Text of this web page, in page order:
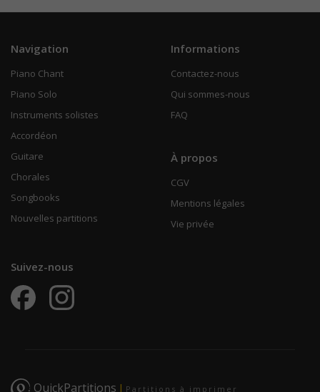
Navigation
Piano Chant
Piano Solo
Instruments solistes
Accordéon
Guitare
Chorales
Songbooks
Nouvelles partitions
Informations
Contactez-nous
Qui sommes-nous
FAQ
À propos
CGV
Mentions légales
Vie privée
Suivez-nous
QuickPartitions | Partitions à imprimer